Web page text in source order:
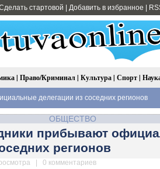
стартовой Добавить в избранное
| Право/Криминал| Культура| Спорт|
делегации из соседних регионов
ОБЩЕСТВО
прибывают
регионов
| 0 комментариев